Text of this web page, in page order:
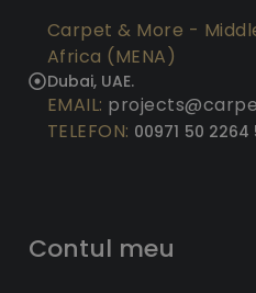
Carpet & More -
Africa (MENA)
Dubai, UAE.
EMAIL:
TELEFON: 00971 50 2264
Contul meu